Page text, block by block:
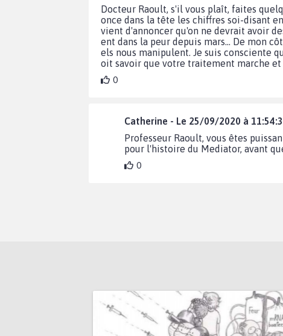
Docteur Raoult, s'il vous plaît, faites
once dans la tête les chiffres soi-disant
vient d'annoncer qu'on ne devrait avoir
ent dans la peur depuis mars... De mon
els nous manipulent. Je suis consciente
oit savoir que votre traitement marche et
0
Catherine - Le 25/09/2020 à
Professeur Raoult, vous êtes
pour l'histoire du Mediator, avant
0